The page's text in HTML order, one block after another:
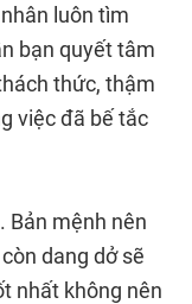
luôn tìm
bạn quyết tâm
thức, thậm
việc đã bế tắc
Bản mệnh nên
dang dở sẽ
nhất không nên